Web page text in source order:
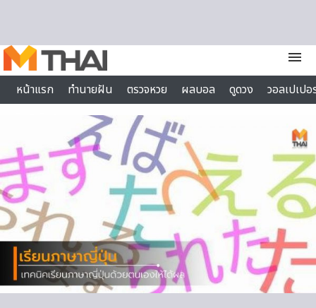
menu
หน้าแรก
ทำนายฝัน ตรวจหวย ผลบอล ดูดวง
วอลเปเป